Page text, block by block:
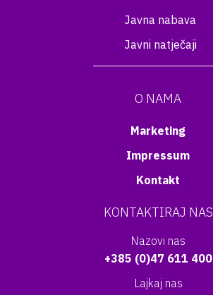
Javna nabava
Javni natječaji
O NAMA
Marketing
Impressum
Kontakt
KONTAKTIRAJ NAS
Nazovi nas
+385 (0)47 611 400
Lajkaj nas